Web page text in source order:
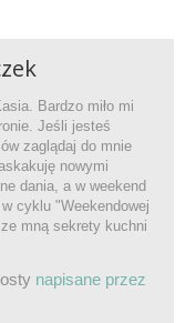
Bardzo miło mi
Jeśli jesteś
zaglądaj do mnie
nowymi
dania, a w weekend
cyklu "Weekendowej
mną sekrety kuchni
napisane przez